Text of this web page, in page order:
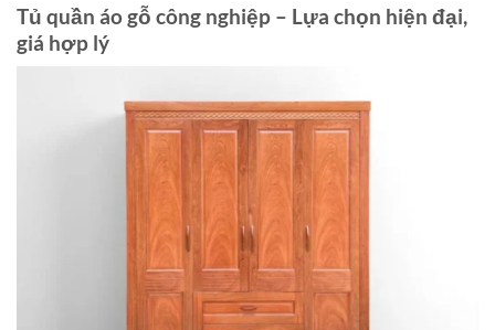
Tủ quần áo gỗ công nghiệp – Lựa chọn hiện đại,
giá hợp lý